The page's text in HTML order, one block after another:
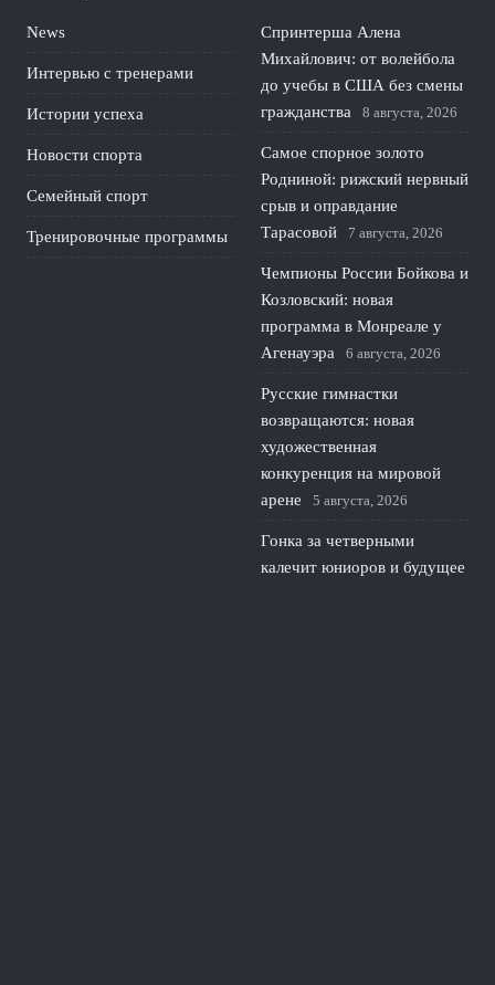
News
Интервью с тренерами
Истории успеха
Новости спорта
Семейный спорт
Тренировочные программы
Спринтерша Алена
Михайлович: от волейбола
до учебы в США без смены
гражданства
8 августа, 2026
Самое спорное золото
Родниной: рижский нервный
срыв и оправдание
Тарасовой
7 августа, 2026
Чемпионы России Бойкова и
Козловский: новая
программа в Монреале у
Агенауэра
6 августа, 2026
Русские гимнастки
возвращаются: новая
художественная
конкуренция на мировой
арене
5 августа, 2026
Гонка за четверными
калечит юниоров и будущее